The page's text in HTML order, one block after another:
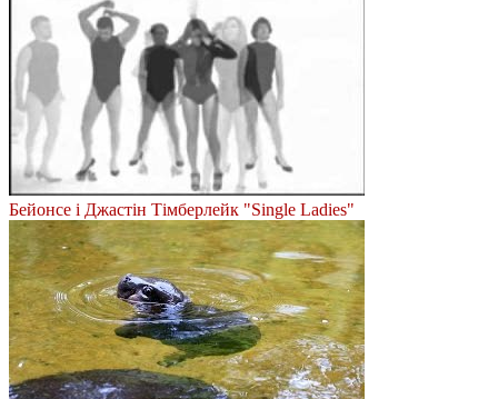
Бейонсе і Джастін Тімберлейк "Single Ladies"